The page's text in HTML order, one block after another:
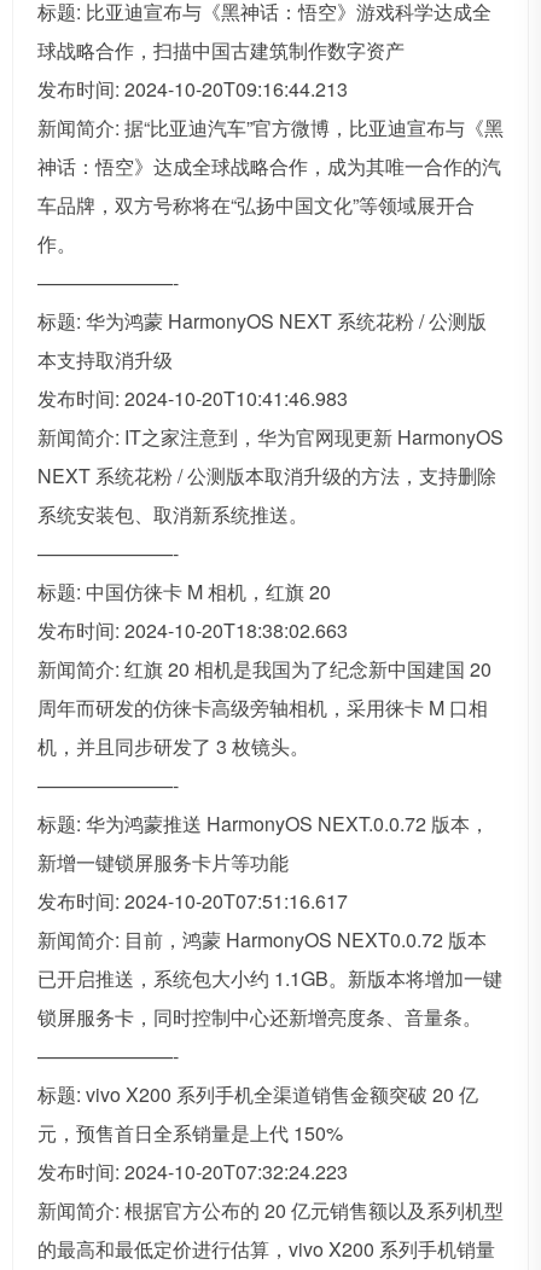
标题: 比亚迪宣布与《黑神话：悟空》游戏科学达成全
球战略合作，扫描中国古建筑制作数字资产
发布时间: 2024-10-20T09:16:44.213
新闻简介: 据“比亚迪汽车”官方微博，比亚迪宣布与《黑
神话：悟空》达成全球战略合作，成为其唯一合作的汽
车品牌，双方号称将在“弘扬中国文化”等领域展开合
作。
———————-
标题: 华为鸿蒙 HarmonyOS NEXT 系统花粉 / 公测版
本支持取消升级
发布时间: 2024-10-20T10:41:46.983
新闻简介: IT之家注意到，华为官网现更新 HarmonyOS
NEXT 系统花粉 / 公测版本取消升级的方法，支持删除
系统安装包、取消新系统推送。
———————-
标题: 中国仿徕卡 M 相机，红旗 20
发布时间: 2024-10-20T18:38:02.663
新闻简介: 红旗 20 相机是我国为了纪念新中国建国 20
周年而研发的仿徕卡高级旁轴相机，采用徕卡 M 口相
机，并且同步研发了 3 枚镜头。
———————-
标题: 华为鸿蒙推送 HarmonyOS NEXT.0.0.72 版本，
新增一键锁屏服务卡片等功能
发布时间: 2024-10-20T07:51:16.617
新闻简介: 目前，鸿蒙 HarmonyOS NEXT0.0.72 版本
已开启推送，系统包大小约 1.1GB。新版本将增加一键
锁屏服务卡，同时控制中心还新增亮度条、音量条。
———————-
标题: vivo X200 系列手机全渠道销售金额突破 20 亿
元，预售首日全系销量是上代 150%
发布时间: 2024-10-20T07:32:24.223
新闻简介: 根据官方公布的 20 亿元销售额以及系列机型
的最高和最低定价进行估算，vivo X200 系列手机销量